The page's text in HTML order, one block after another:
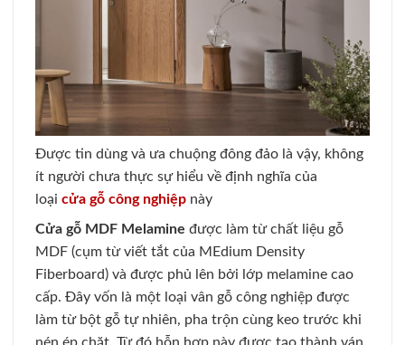
Được tin dùng và ưa chuộng đông đảo là vậy, không
ít người chưa thực sự hiểu về định nghĩa của
loại cửa gỗ công nghiệp này
Cửa gỗ MDF Melamine được làm từ chất liệu gỗ
MDF (cụm từ viết tắt của MEdium Density
Fiberboard) và được phủ lên bởi lớp melamine cao
cấp. Đây vốn là một loại vân gỗ công nghiệp được
làm từ bột gỗ tự nhiên, pha trộn cùng keo trước khi